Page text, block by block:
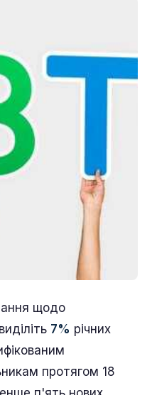
щодо
7% річних
протягом 18